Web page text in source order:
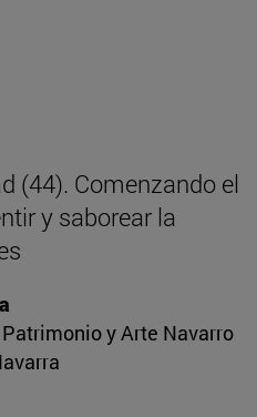
(44). Comenzando el
y saborear la
y Arte Navarro